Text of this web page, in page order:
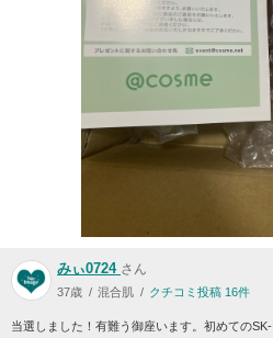
みぃ0724 さん
37歳 混合肌 クチコミ投稿 16件
当選しました！有難う御座います。初めての